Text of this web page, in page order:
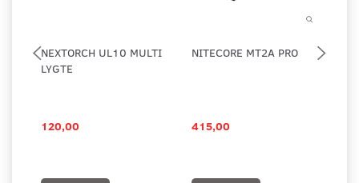
NEXTORCH UL10 MULTI
LYGTE
120,00
NITECORE MT2A PRO
415,00